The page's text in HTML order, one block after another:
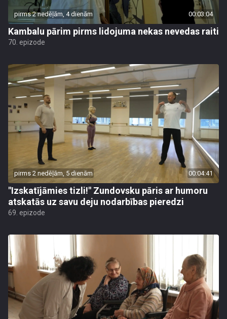
pirms 2 nedēļām, 4 dienām 00:03:04
Kambalu pārim pirms lidojuma nekas nevedas raiti
70. epizode
pirms 2 nedēļām, 5 dienām 00:04:41
"Izskatījāmies tizli!" Zundovsku pāris ar humoru
atskatās uz savu deju nodarbības pieredzi
69. epizode